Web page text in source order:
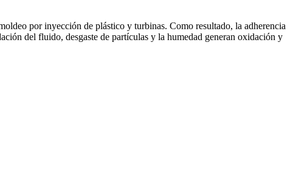
por inyección de plástico y turbinas. Como resultado, la adherencia
del fluido, desgaste de partículas y la humedad generan oxidación y